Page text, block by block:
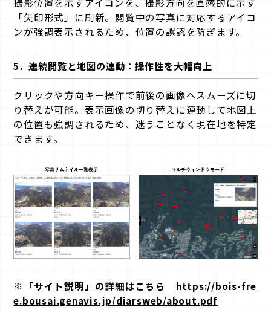
「矢印形式」に刷新。閲覧中の写真に対応するアイコ
ンが強調表示されるため、位置の誤認を防ぎます。
5．連続閲覧と地図の連動：操作性を大幅向上
クリックや方向キー操作で前後の画像へスムーズに切
り替えが可能。表示画像の切り替えに連動して地図上
の位置も強調されるため、迷うことなく現在地を特定
できます。
※「サイト説明」の詳細はこちら https://bois-fre
e.bousai.genavis.jp/diarsweb/about.pdf